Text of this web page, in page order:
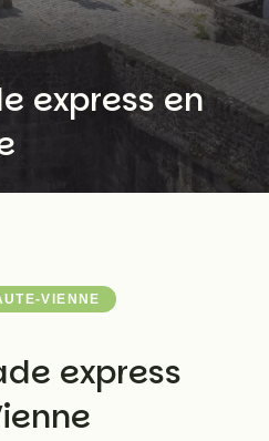
express en
VIENNE
express